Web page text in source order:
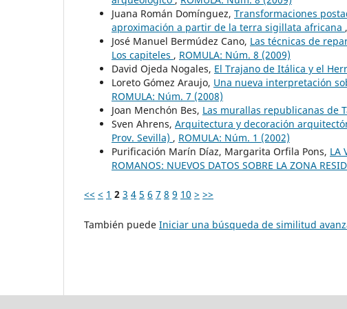
Juana Román Domínguez, Transformaciones
aproximación a partir de la terra sigillata africana ,
José Manuel Bermúdez Cano, Las técnicas de
Los capiteles , ROMULA: Núm. 8 (2009)
David Ojeda Nogales, El Trajano de Itálica y el
Loreto Gómez Araujo, Una nueva interpretación
ROMULA: Núm. 7 (2008)
Joan Menchón Bes, Las murallas republicanas de
Sven Ahrens, Arquitectura y decoración
Prov. Sevilla) , ROMULA: Núm. 1 (2002)
Purificación Marín Díaz, Margarita Orfila Pons, LA
ROMANOS: NUEVOS DATOS SOBRE LA ZONA
<< < 1 2 3 4 5 6 7 8 9 10 > >>
También puede Iniciar una búsqueda de similitud